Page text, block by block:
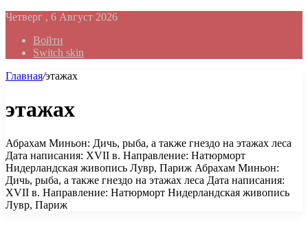
Четверг , 6 Август 2026
Войти
Switch skin
Главная/этажах
этажах
Абрахам Миньон: Дичь, рыба, а также гнездо на этажах леса
Дата написания: XVII в. Направление: Натюрморт
Нидерландская живопись Лувр, Париж Абрахам Миньон:
Дичь, рыба, а также гнездо на этажах леса Дата написания:
XVII в. Направление: Натюрморт Нидерландская живопись
Лувр, Париж